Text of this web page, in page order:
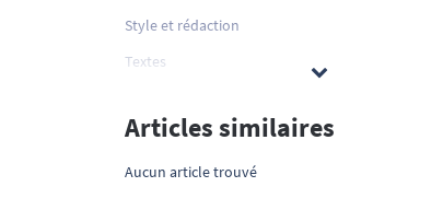
Style et rédaction
Textes
Articles similaires
Aucun article trouvé